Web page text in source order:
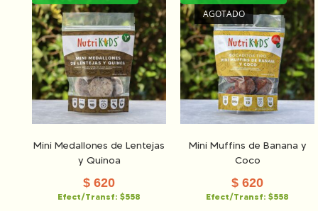
Mini Medallones de Lentejas
y Quinoa
$ 620
Efect/Transf: $558
AGOTADO
Mini Muffins de Banana y
Coco
$ 620
Efect/Transf: $558